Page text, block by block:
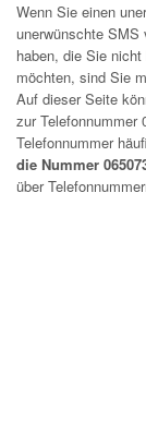
Wenn Sie einen
unerwünschte SMS
haben, die Sie
möchten, sind Sie
Auf dieser Seite
zur Telefonnummer
Telefonnummer
die Nummer
über